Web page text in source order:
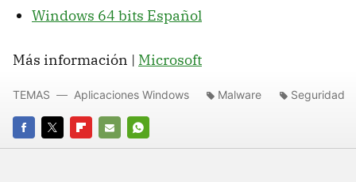
Windows 64 bits Español
Más información | Microsoft
FACEBOOK
TWITTERFLIPBOARD
E-
WHATSAPP
TEMAS Aplicaciones Windows Malware Seguridad